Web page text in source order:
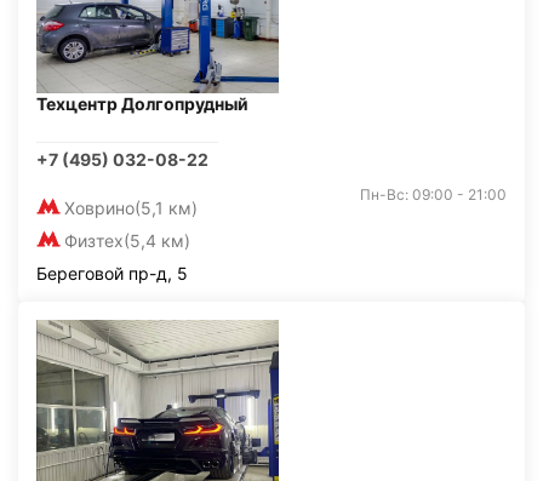
Техцентр Долгопрудный
+7 (495) 032-08-22
Ховрино(5,1 км)
Физтех(5,4 км)
Пн-Вс: 09:00 - 21:00
Береговой пр-д, 5